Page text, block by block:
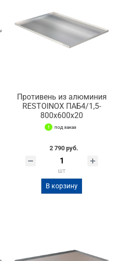
Противень из алюминия
RESTOINOX ПАБ4/1,5-
800х600х20
под заказ
2 790 руб.
шт
В корзину